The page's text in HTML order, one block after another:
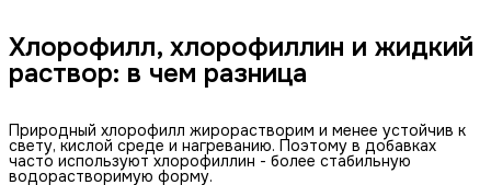
Хлорофилл, хлорофиллин и жидкий
раствор: в чем разница
Природный хлорофилл жирорастворим и менее устойчив к
свету, кислой среде и нагреванию. Поэтому в добавках
часто используют хлорофиллин - более стабильную
водорастворимую форму.